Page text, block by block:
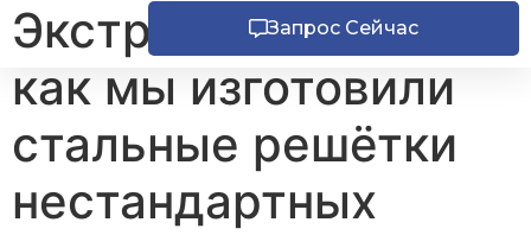
Запрос Сейчас
Экстренный заказ:
как мы изготовили
стальные решётки
нестандартных